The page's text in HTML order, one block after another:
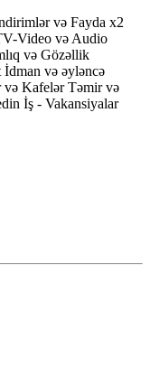
və Fayda x2
Video və Audio
və Gözəllik
İdman və əyləncə
və Kafelər Təmir və
İş - Vakansiyalar